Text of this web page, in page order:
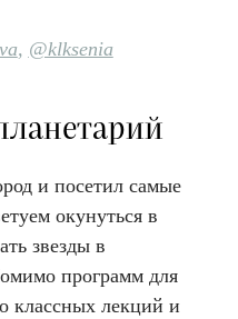
, @klksenia
и посетил самые
окунуться в
звезды в
программ для
классных лекций и